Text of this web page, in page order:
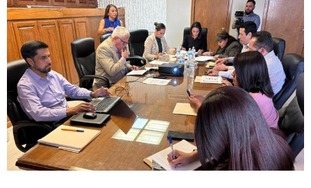
Extra +